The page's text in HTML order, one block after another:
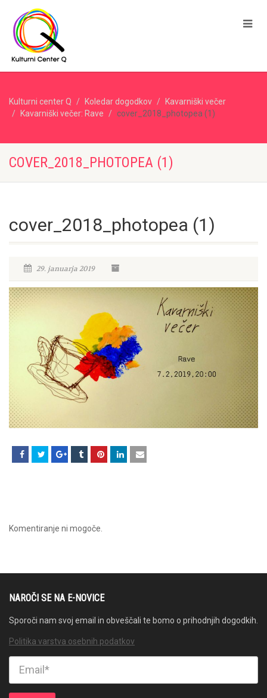
Kulturni center Q Koledar dogodkov
Kavarniški večer
Kavarniški večer: Rave
cover_2018_photopea (1)
COVER_2018_PHOTOPEA (1)
cover_2018_photopea (1)
29. januarja 2019
Komentiranje ni mogoče.
NAROČI SE NA E-NOVICE
Sporoči nam svoj email in obveščali te bomo o prihodnjih dogodkih.
Politika varstva osebnih podatkov